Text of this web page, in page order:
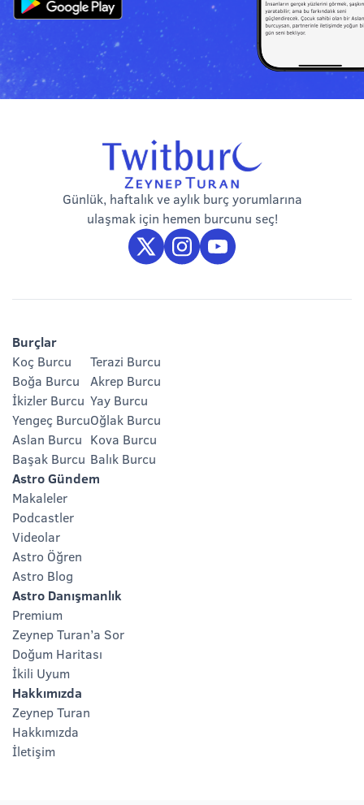
Günlük, haftalık ve aylık burç yorumlarına
ulaşmak için hemen burcunu seç!
Burçlar
Koç Burcu
Boğa Burcu
İkizler Burcu
Yengeç Burcu
Aslan Burcu
Başak Burcu
Terazi Burcu
Akrep Burcu
Yay Burcu
Oğlak Burcu
Kova Burcu
Balık Burcu
Astro Gündem
Makaleler
Podcastler
Videolar
Astro Öğren
Astro Blog
Astro Danışmanlık
Premium
Zeynep Turan’a Sor
Doğum Haritası
İkili Uyum
Hakkımızda
Zeynep Turan
Hakkımızda
İletişim